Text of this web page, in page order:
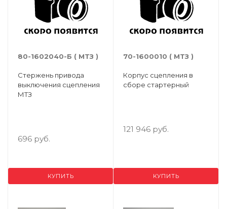
80-1602040-Б ( МТЗ )
Стержень привода
выключения сцепления
МТЗ
696 руб.
КУПИТЬ
70-1600010 ( МТЗ )
Корпус сцепления в
сборе стартерный
121 946 руб.
КУПИТЬ